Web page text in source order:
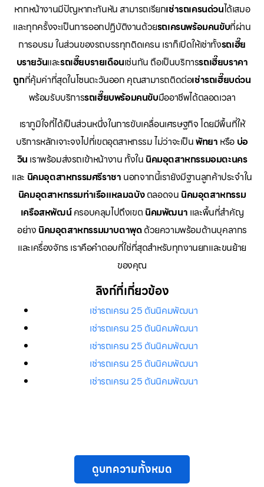
หากหน้างานมีปัญหากะทันหัน สามารถเรียกเช่ารถเครนด่วนได้เสมอ
และทุกครั้งจะเป็นการออกปฏิบัติงานด้วยรถเครนพร้อมคนขับที่ผ่าน
การอบรม ในส่วนของรถบรรทุกติดเครน เราก็เปิดให้เช่าทั้งรถเฮี๊ย
บรายวันและรถเฮี๊ยบรายเดือนเช่นกัน ถือเป็นบริการรถเฮี๊ยบราคา
ถูกที่คุ้มค่าที่สุดในโซนตะวันออก คุณสามารถติดต่อเช่ารถเฮี๊ยบด่วน
พร้อมรับบริการรถเฮี๊ยบพร้อมคนขับมืออาชีพได้ตลอดเวลา
เราภูมิใจที่ได้เป็นส่วนหนึ่งในการขับเคลื่อนเศรษฐกิจ โดยมีพื้นที่ให้
บริการหลักเจาะจงไปที่เขตอุตสาหกรรม ไม่ว่าจะเป็นพัทยา หรือ บ่อ
วิน เราพร้อมส่งรถเข้าหน้างาน ทั้งใน นิคมอุตสาหกรรมอมตะนคร
และ นิคมอุตสาหกรรมศรีราชา นอกจากนี้เรายังมีฐานลูกค้าประจำใน
นิคมอุตสาหกรรมท่าเรือแหลมฉบังตลอดจน นิคมอุตสาหกรรม
เครือสหพัฒน์ครอบคลุมไปถึงเขต นิคมพัฒนา และพื้นที่สำคัญ
อย่าง นิคมอุตสาหกรรมมาบตาพุดด้วยความพร้อมด้านบุคลากร
และเครื่องจักร เราคือคำตอบที่ใช่ที่สุดสำหรับทุกงานยกและขนย้าย
ของคุณ
ลิงก์ที่เกี่ยวข้อง
เช่ารถเครน 25 ตันนิคมพัฒนา
เช่ารถเครน 25 ตันนิคมพัฒนา
เช่ารถเครน 25 ตันนิคมพัฒนา
เช่ารถเครน 25 ตันนิคมพัฒนา
เช่ารถเครน 25 ตันนิคมพัฒนา
ดูบทความทั้งหมด